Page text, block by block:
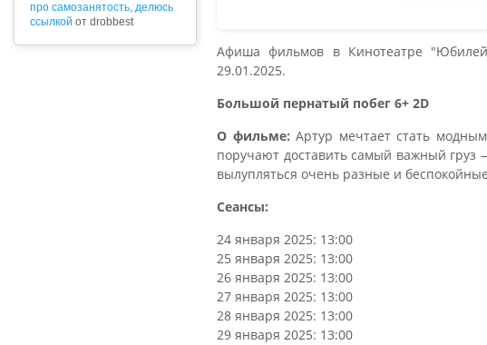
про самозанятость, делюсь
ссылкой от drobbest
Афиша фильмов в Кинотеатре
29.01.2025.
Большой пернатый побег 6+ 2D
О фильме: Артур мечтает стать
поручают доставить самый важный
вылупляться очень разные и
Сеансы:
24 января 2025: 13:00
25 января 2025: 13:00
26 января 2025: 13:00
27 января 2025: 13:00
28 января 2025: 13:00
29 января 2025: 13:00